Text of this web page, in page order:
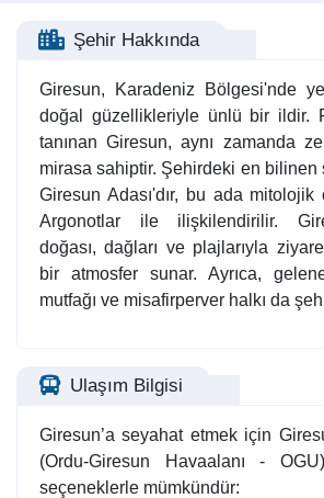
Şehir Hakkında
Giresun, Karadeniz Bölgesi'nde
doğal güzellikleriyle ünlü bir ildir.
tanınan Giresun, aynı zamanda
mirasa sahiptir. Şehirdeki en bilinen
Giresun Adası'dır, bu ada
Argonotlar ile ilişkilendirilir.
doğası, dağları ve plajlarıyla
bir atmosfer sunar. Ayrıca,
mutfağı ve misafirperver halkı da
Ulaşım Bilgisi
Giresun’a seyahat etmek için
(Ordu-Giresun Havaalanı -
seçeneklerle mümkündür: